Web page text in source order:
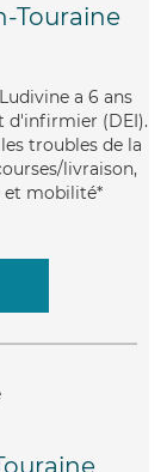
Touraine
a 6 ans
d'infirmier (DEI).
troubles de la
livraison,
et mobilité*